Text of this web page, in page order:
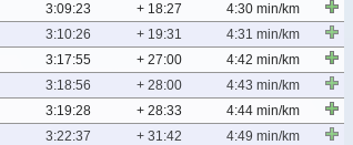
3:09:23 + 18:27
4:30 min/km
3:10:26 + 19:31
4:31 min/km
3:17:55 + 27:00
4:42 min/km
3:18:56 + 28:00
4:43 min/km
3:19:28 + 28:33
4:44 min/km
3:22:37 + 31:42 4:49 min/km